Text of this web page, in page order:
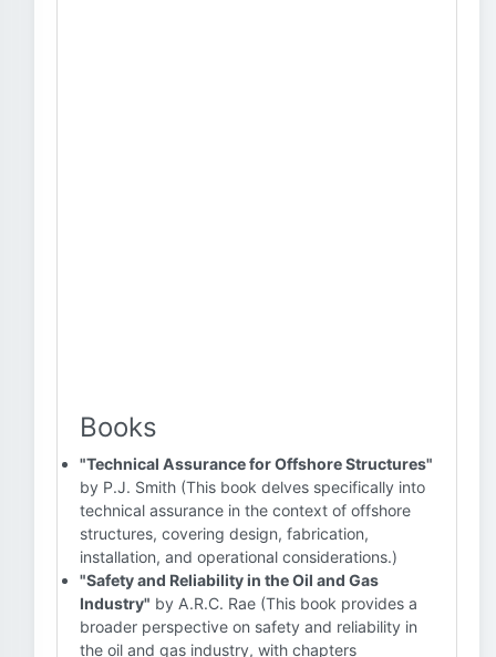
Books
"Technical Assurance for Offshore Structures"
by P.J. Smith (This book delves specifically into
technical assurance in the context of offshore
structures, covering design, fabrication,
installation, and operational considerations.)
"Safety and Reliability in the Oil and Gas
Industry" by A.R.C. Rae (This book provides a
broader perspective on safety and reliability in
the oil and gas industry, with chapters